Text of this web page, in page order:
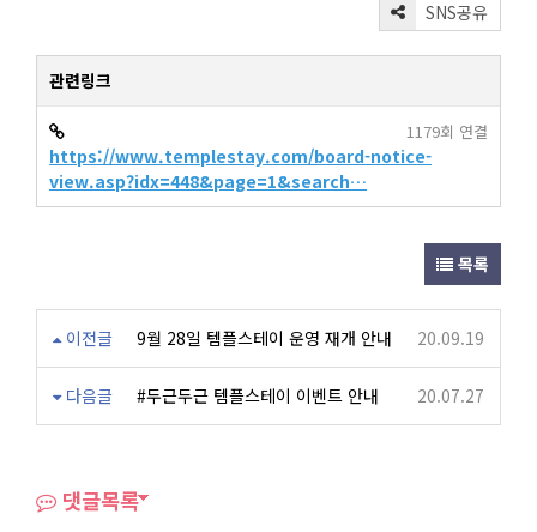
SNS공유
관련링크
https://www.templestay.com/board-notice-
view.asp?idx=448&page=1&search…
1179회 연결
목록
이전글 9월 28일 템플스테이 운영 재개 안내 20.09.19
다음글 #두근두근 템플스테이 이벤트 안내 20.07.27
댓글목록